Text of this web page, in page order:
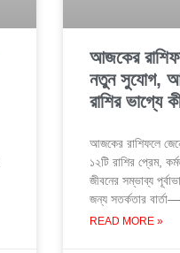
আজকের
নতুন সুযোগ,
রাশির ভাগ্যে
আজকের রাশিফলে
১২টি রাশির প্রেম,
জীবনের সম্ভাব্য
জন্য সতর্কতার
READ MORE »